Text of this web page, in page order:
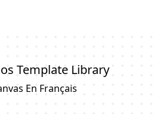
Template Library
En Français